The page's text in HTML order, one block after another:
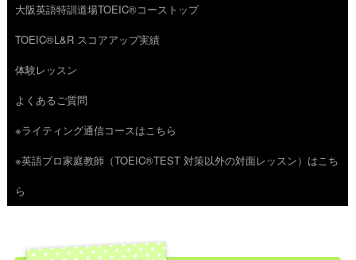
コ
ン
テ
ン
ツ
へ
ス
大阪英語特訓道場TOEIC®コーストップ
TOEIC®L&R スコアアップ実績
体験レッスン
よくあるご質問
※ライティング通信コースはこちら
※英語プロ家庭教師（TOEIC®TEST 対策以外の対面レッスン）はこち
ら